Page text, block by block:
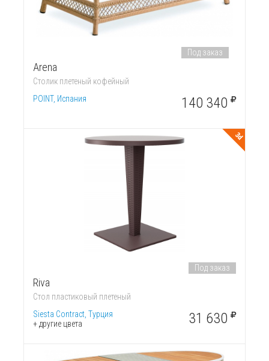
Arena
Столик плетеный кофейный
POINT, Испания
Под заказ
140 340
3d
Riva
Стол пластиковый плетеный
Siesta Contract, Турция
+ другие цвета
Под заказ
31 630